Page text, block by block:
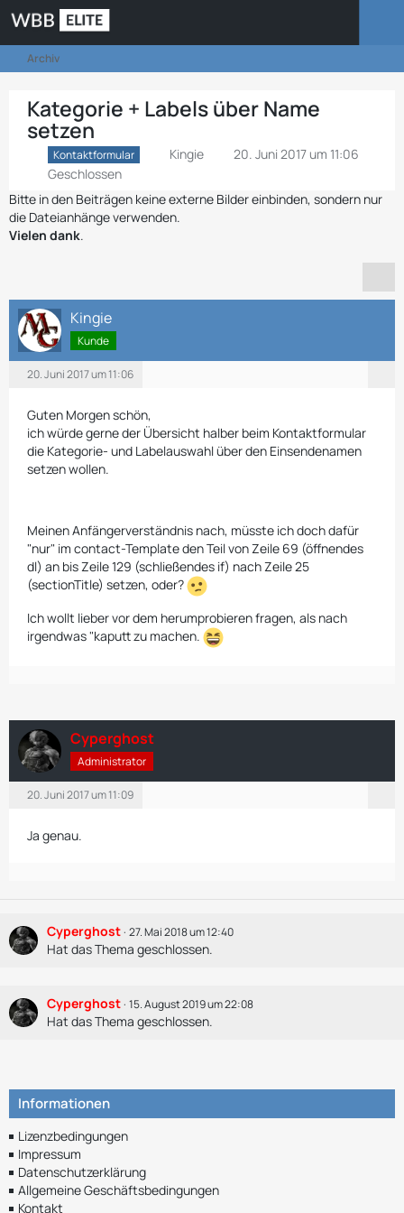
Archiv
Kategorie + Labels über Name
setzen
Kontaktformular Kingie
20. Juni 2017 um 11:06
Geschlossen
Bitte in den Beiträgen keine externe Bilder einbinden, sondern nur
die Dateianhänge verwenden.
Vielen dank.
Kingie
Kunde
20. Juni 2017 um 11:06
Guten Morgen schön,
ich würde gerne der Übersicht halber beim Kontaktformular
die Kategorie- und Labelauswahl über den Einsendenamen
setzen wollen.
Meinen Anfängerverständnis nach, müsste ich doch dafür
"nur" im contact-Template den Teil von Zeile 69 (öffnendes
dl) an bis Zeile 129 (schließendes if) nach Zeile 25
(sectionTitle) setzen, oder?
Ich wollt lieber vor dem herumprobieren fragen, als nach
irgendwas "kaputt zu machen.
Cyperghost
Administrator
20. Juni 2017 um 11:09
Ja genau.
Cyperghost 27. Mai 2018 um 12:40
Hat das Thema geschlossen.
Cyperghost 15. August 2019 um 22:08
Hat das Thema geschlossen.
Informationen
Lizenzbedingungen
Impressum
Datenschutzerklärung
Allgemeine Geschäftsbedingungen
Kontakt